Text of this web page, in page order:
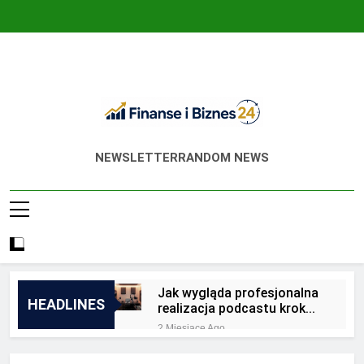
Finanse I Biznes
24
Jak Zadbać O Własne Finanse? Fachowa
NEWSLETTERRANDOM NEWS
HEADLINES
Jak wygląda profesjonalna
realizacja podcastu krok
po kroku?
2 Miesiące Ago